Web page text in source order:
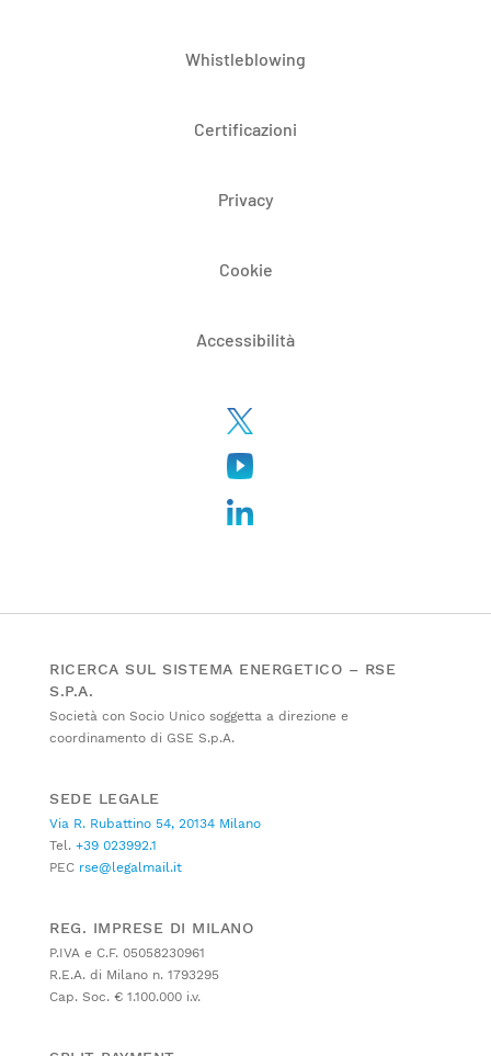
Whistleblowing
Certificazioni
Privacy
Cookie
Accessibilità
RICERCA SUL SISTEMA ENERGETICO – RSE
S.P.A.
Società con Socio Unico soggetta a direzione e
coordinamento di GSE S.p.A.
SEDE LEGALE
Via R. Rubattino 54, 20134 Milano
Tel. +39 023992.1
PEC rse@legalmail.it
REG. IMPRESE DI MILANO
P.IVA e C.F. 05058230961
R.E.A. di Milano n. 1793295
Cap. Soc. € 1.100.000 i.v.